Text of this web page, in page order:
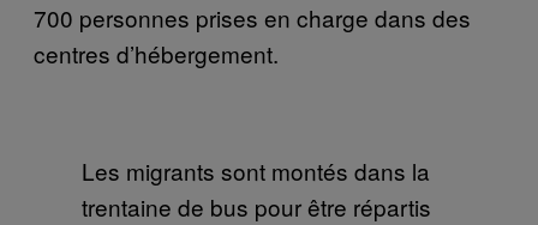
700 personnes prises en charge dans des
centres d’hébergement.
Les migrants sont montés dans la
trentaine de bus pour être répartis